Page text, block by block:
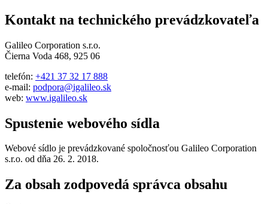
Kontakt na technického prevádzkovateľa
Galileo Corporation s.r.o.
Čierna Voda 468, 925 06
telefón: +421 37 32 17 888
e-mail: podpora@igalileo.sk
web: www.igalileo.sk
Spustenie webového sídla
Webové sídlo je prevádzkované spoločnosťou Galileo Corporation
s.r.o. od dňa 26. 2. 2018.
Za obsah zodpovedá správca obsahu